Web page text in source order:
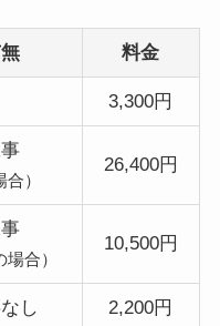
料金
3,300円
合）
26,400円
場合）
10,500円
し 2,200円